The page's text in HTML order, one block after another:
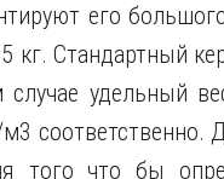
его
кг. Стандартный
случае удельный
того что бы